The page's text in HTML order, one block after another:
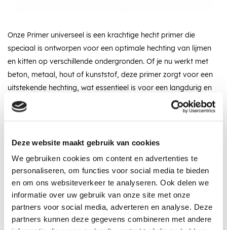
Deze website maakt gebruik van cookies
We gebruiken cookies om content en advertenties te
personaliseren, om functies voor social media te bieden
en om ons websiteverkeer te analyseren. Ook delen we
informatie over uw gebruik van onze site met onze
partners voor social media, adverteren en analyse. Deze
partners kunnen deze gegevens combineren met andere
Onze Primer universeel is een krachtige hecht primer die
speciaal is ontworpen voor een optimale hechting van lijmen
en kitten op verschillende ondergronden. Of je nu werkt met
beton, metaal, hout of kunststof, deze primer zorgt voor een
uitstekende hechting, wat essentieel is voor een langdurig en
sterk resultaat.
Vraag een vrijblijvende offerte aan! Offerte
Laagste prijsin Nederland én België!
Vrijblijvend adviesdoor onze professionals